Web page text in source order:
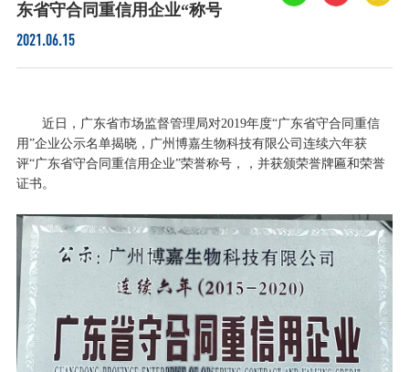
东省守合同重信用企业“称号
2021.06.15
近日，广东省市场监督管理局对2019年度“广东省守合同重信
用”企业公示名单揭晓，广州博嘉生物科技有限公司连续六年获
评“广东省守合同重信用企业”荣誉称号，，并获颁荣誉牌匾和荣誉
证书。